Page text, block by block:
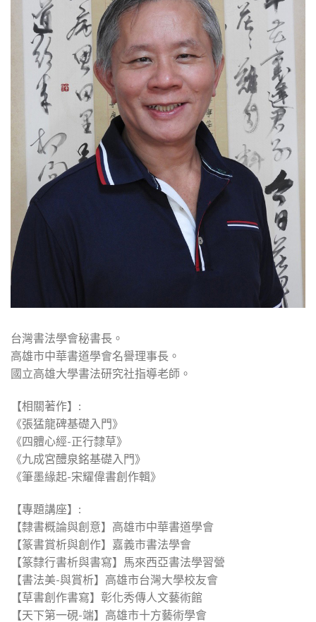
台灣書法學會秘書長。
高雄市中華書道學會名譽理事長。
國立高雄大學書法研究社指導老師。
【相關著作】:
《張猛龍碑基礎入門》
《四體心經-正行隸草》
《九成宮醴泉銘基礎入門》
《筆墨緣起-宋耀偉書創作輯》
【專題講座】:
【隸書概論與創意】高雄市中華書道學會
【篆書賞析與創作】嘉義市書法學會
【篆隸行書析與書寫】馬來西亞書法學習營
【書法美-與賞析】高雄市台灣大學校友會
【草書創作書寫】彰化秀傳人文藝術館
【天下第一硯-端】高雄市十方藝術學會